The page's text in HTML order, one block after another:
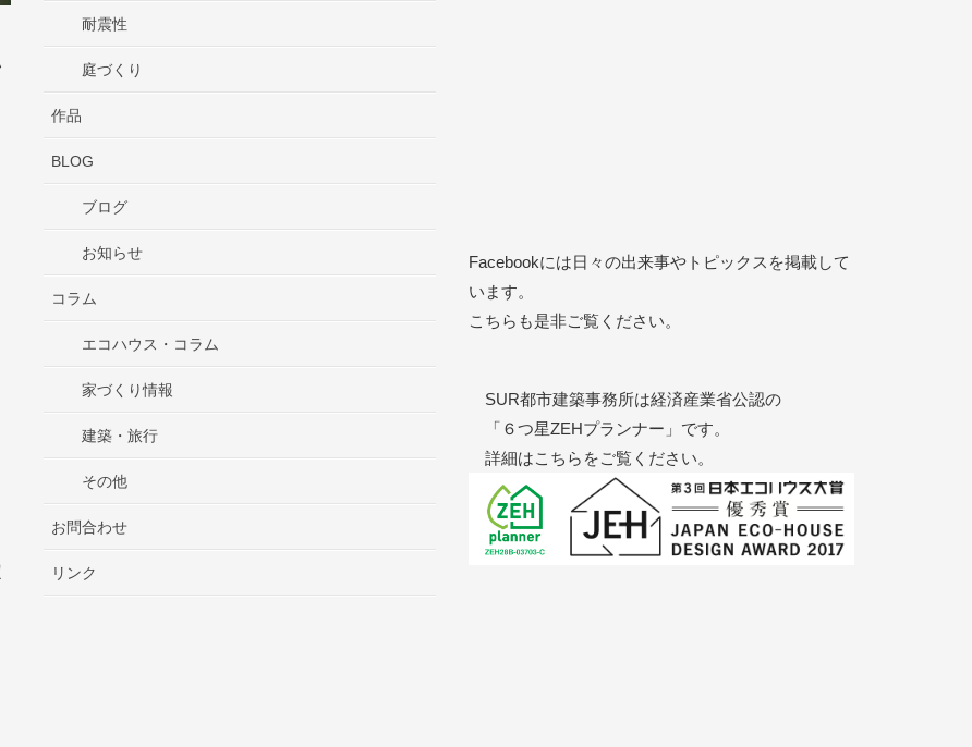
耐震性
庭づくり
作品
BLOG
ブログ
お知らせ
コラム
エコハウス・コラム
家づくり情報
建築・旅行
その他
お問合わせ
リンク
Facebookには日々の出来事やトピックスを掲載して
います。
こちらも是非ご覧ください。
SUR都市建築事務所は経済産業省公認の
「６つ星ZEHプランナー」です。
詳細はこちらをご覧ください。